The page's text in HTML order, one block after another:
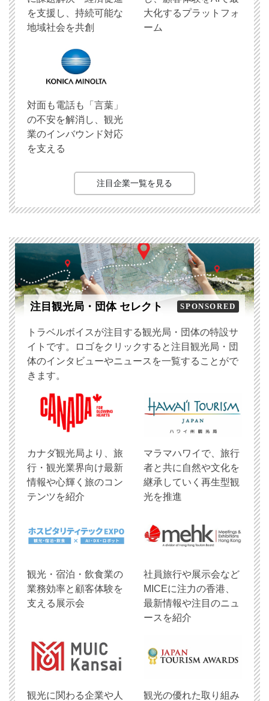
を支援し、持続可能な
地域社会を共創
大化するプラットフォ
ーム
対面も電話も「言葉」
の不安を解消し、観光
業のインバウンド対応
を支える
注目企業一覧を見る
注目観光局・団体 セレクト SPONSORED
トラベルボイスが注目する観光局・団体の特設サ
イトです。ロゴをクリックすると注目観光局・団
体のインタビューやニュースを一覧することがで
きます。
​カナダ観光局より、旅
行・観光業界向け最新
情報や心輝く旅のコン
テンツを紹介
マラマハワイで、旅行
者と共に自然や文化を
継承していく再生型観
光を推進
観光・宿泊・飲食業の
業務効率と顧客体験を
支える展示会
社員旅行や展示会など
MICEに注力の香港、
最新情報や注目のニュ
ースを紹介
観光に関わる企業や人
観光の優れた取り組み